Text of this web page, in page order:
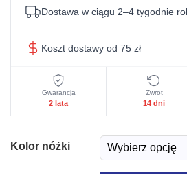
Dostawa w ciągu 2–4 tygodnie
Koszt dostawy od 75 zł
Gwarancja
2 lata
Zwrot
14 dni
Kolor nóżki